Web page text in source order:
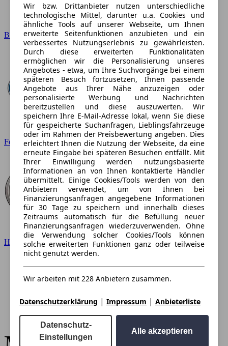
BMW
Ford
Hyundai
Wir bzw. Drittanbieter nutzen unterschiedliche
technologische Mittel, darunter u.a. Cookies und
ähnliche Tools auf unserer Webseite, um Ihnen
erweiterte Seitenfunktionen anzubieten und ein
verbessertes Nutzungserlebnis zu gewährleisten.
Durch diese erweiterten Funktionalitäten
ermöglichen wir die Personalisierung unseres
Angebotes - etwa, um Ihre Suchvorgänge bei einem
späteren Besuch fortzusetzen, Ihnen passende
Angebote aus Ihrer Nähe anzuzeigen oder
personalisierte Werbung und Nachrichten
bereitzustellen und diese auszuwerten. Wir
speichern Ihre E-Mail-Adresse lokal, wenn Sie diese
für gespeicherte Suchanfragen, Lieblingsfahrzeuge
oder im Rahmen der Preisbewertung angeben. Dies
erleichtert Ihnen die Nutzung der Webseite, da eine
erneute Eingabe bei späteren Besuchen entfällt. Mit
Ihrer Einwilligung werden nutzungsbasierte
Informationen an von Ihnen kontaktierte Händler
übermittelt. Einige Cookies/Tools werden von den
Anbietern verwendet, um von Ihnen bei
Finanzierungsanfragen angegebene Informationen
für 30 Tage zu speichern und innerhalb dieses
Zeitraums automatisch für die Befüllung neuer
Finanzierungsanfragen wiederzuverwenden. Ohne
die Verwendung solcher Cookies/Tools können
solche erweiterten Funktionen ganz oder teilweise
nicht genutzt werden.
Wir arbeiten mit 228 Anbietern zusammen.
Datenschutzerklärung | Impressum | Anbieterliste
Datenschutz-
Einstellungen
Alle akzeptieren